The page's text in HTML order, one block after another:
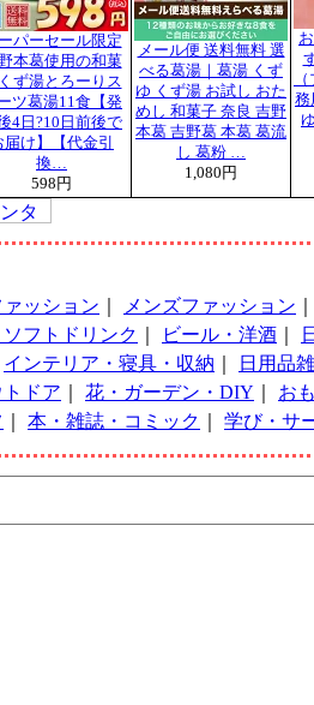
パーセール限定
本葛使用の和菓
ず湯とろーりス
ツ葛湯11食【発
4日?10日前後で
届け】【代金引
換…
598円
メール便 送料無料 選
べる葛湯｜葛湯 くず
ゆ くず湯 お試し おた
めし 和菓子 奈良 吉野
本葛 吉野葛 本葛 葛流
し 葛粉 …
1,080円
務
ッション メンズファッション
ソフトドリンク ビール・洋酒
インテリア・寝具・収納
日用品
ドア 花・ガーデン・DIY
お
本・雑誌・コミック 学び・サ